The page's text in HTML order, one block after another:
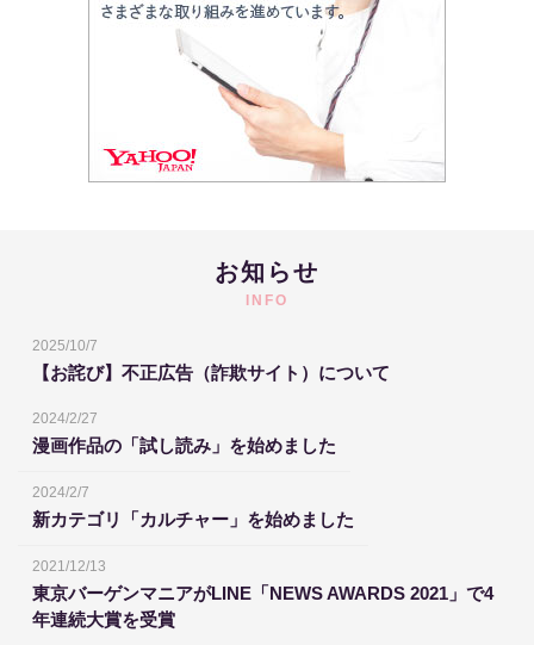
お知らせ
INFO
2025/10/7
【お詫び】不正広告（詐欺サイト）について
2024/2/27
漫画作品の「試し読み」を始めました
2024/2/7
新カテゴリ「カルチャー」を始めました
2021/12/13
東京バーゲンマニアがLINE「NEWS AWARDS 2021」で4
年連続大賞を受賞